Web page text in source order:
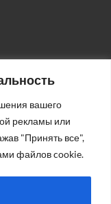
вашего
рекламы или
"Принять все",
файлов cookie.